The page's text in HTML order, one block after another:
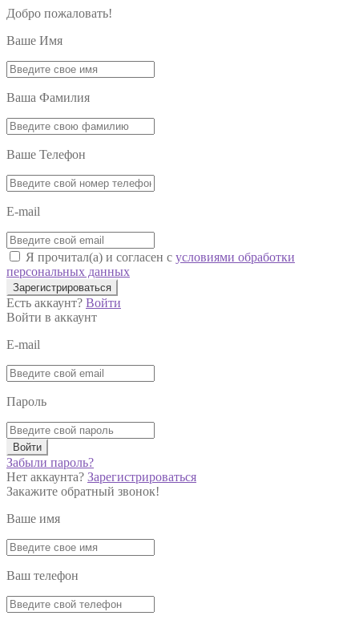
Добро пожаловать!
Ваше Имя
Ваша Фамилия
Ваше Телефон
E-mail
Я прочитал(а) и согласен с условиями обработки
персональных данных
Зарегистрироваться
Есть аккаунт? Войти
Войти в аккаунт
E-mail
Пароль
Войти
Забыли пароль?
Нет аккаунта? Зарегистрироваться
Закажите обратный звонок!
Ваше имя
Ваш телефон